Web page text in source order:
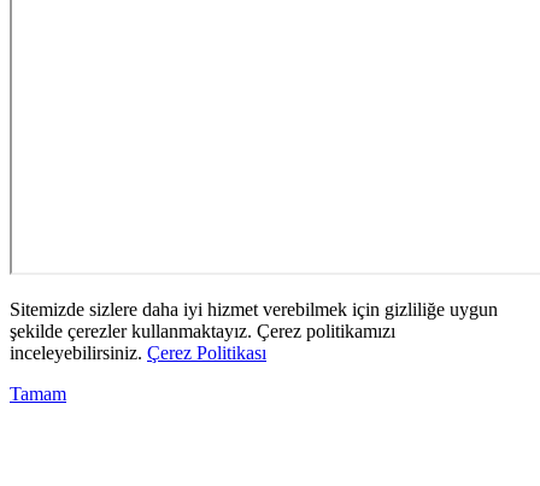
Sitemizde sizlere daha iyi hizmet verebilmek için gizliliğe uygun
şekilde çerezler kullanmaktayız. Çerez politikamızı
inceleyebilirsiniz. Çerez Politikası
Tamam